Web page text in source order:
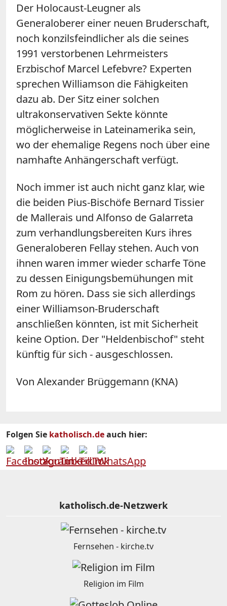
Der Holocaust-Leugner als
Generaloberer einer neuen Bruderschaft,
noch konzilsfeindlicher als die seines
1991 verstorbenen Lehrmeisters
Erzbischof Marcel Lefebvre? Experten
sprechen Williamson die Fähigkeiten
dazu ab. Der Sitz einer solchen
ultrakonservativen Sekte könnte
möglicherweise in Lateinamerika sein,
wo der ehemalige Regens noch über eine
namhafte Anhängerschaft verfügt.
Noch immer ist auch nicht ganz klar, wie
die beiden Pius-Bischöfe Bernard Tissier
de Mallerais und Alfonso de Galarreta
zum verhandlungsbereiten Kurs ihres
Generaloberen Fellay stehen. Auch von
ihnen waren immer wieder scharfe Töne
zu dessen Einigungsbemühungen mit
Rom zu hören. Dass sie sich allerdings
einer Williamson-Bruderschaft
anschließen könnten, ist mit Sicherheit
keine Option. Der "Heldenbischof" steht
künftig für sich - ausgeschlossen.
Von Alexander Brüggemann (KNA)
Folgen Sie katholisch.deauch hier:
katholisch.de-Netzwerk
Fernsehen - kirche.tv
Religion im Film